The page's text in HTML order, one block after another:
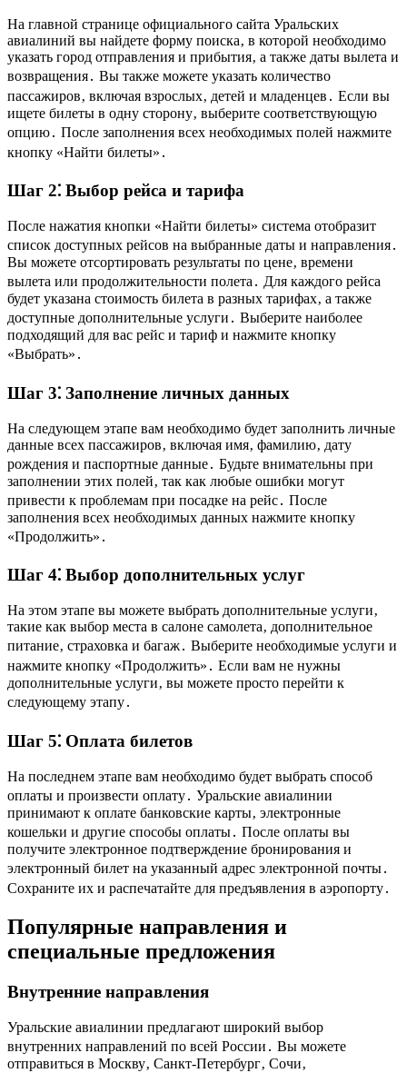
На главной странице официального сайта Уральских
авиалиний вы найдете форму поиска‚ в которой необходимо
указать город отправления и прибытия‚ а также даты вылета и
возвращения․ Вы также можете указать количество
пассажиров‚ включая взрослых‚ детей и младенцев․ Если вы
ищете билеты в одну сторону‚ выберите соответствующую
опцию․ После заполнения всех необходимых полей нажмите
кнопку «Найти билеты»․
Шаг 2⁚ Выбор рейса и тарифа
После нажатия кнопки «Найти билеты» система отобразит
список доступных рейсов на выбранные даты и направления․
Вы можете отсортировать результаты по цене‚ времени
вылета или продолжительности полета․ Для каждого рейса
будет указана стоимость билета в разных тарифах‚ а также
доступные дополнительные услуги․ Выберите наиболее
подходящий для вас рейс и тариф и нажмите кнопку
«Выбрать»․
Шаг 3⁚ Заполнение личных данных
На следующем этапе вам необходимо будет заполнить личные
данные всех пассажиров‚ включая имя‚ фамилию‚ дату
рождения и паспортные данные․ Будьте внимательны при
заполнении этих полей‚ так как любые ошибки могут
привести к проблемам при посадке на рейс․ После
заполнения всех необходимых данных нажмите кнопку
«Продолжить»․
Шаг 4⁚ Выбор дополнительных услуг
На этом этапе вы можете выбрать дополнительные услуги‚
такие как выбор места в салоне самолета‚ дополнительное
питание‚ страховка и багаж․ Выберите необходимые услуги и
нажмите кнопку «Продолжить»․ Если вам не нужны
дополнительные услуги‚ вы можете просто перейти к
следующему этапу․
Шаг 5⁚ Оплата билетов
На последнем этапе вам необходимо будет выбрать способ
оплаты и произвести оплату․ Уральские авиалинии
принимают к оплате банковские карты‚ электронные
кошельки и другие способы оплаты․ После оплаты вы
получите электронное подтверждение бронирования и
электронный билет на указанный адрес электронной почты․
Сохраните их и распечатайте для предъявления в аэропорту․
Популярные направления и
специальные предложения
Внутренние направления
Уральские авиалинии предлагают широкий выбор
внутренних направлений по всей России․ Вы можете
отправиться в Москву‚ Санкт-Петербург‚ Сочи‚